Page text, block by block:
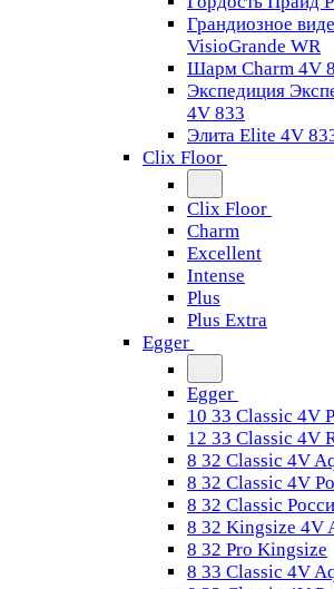
Грандиозное
VisioGrande WR
Шарм Charm 4V
Экспедиция
4V 833
Элита Elite 4V
Clix Floor
Clix Floor
Charm
Excellent
Intense
Plus
Plus Extra
Egger
Egger
10 33 Classic 4V
12 33 Classic 4V
8 32 Classic 4V
8 32 Classic 4V
8 32 Classic
8 32 Kingsize 4V
8 32 Pro Kingsize
8 33 Classic 4V